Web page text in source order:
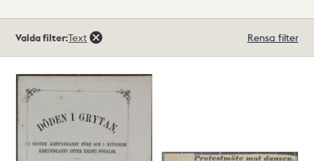
träffar
Valda filter:Text Rensa filter